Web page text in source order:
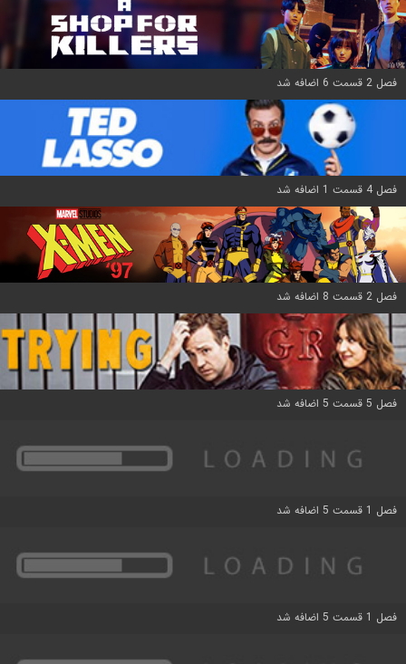
فصل 2 قسمت 6 اضافه شد
فصل 4 قسمت 1 اضافه شد
فصل 2 قسمت 8 اضافه شد
فصل 5 قسمت 5 اضافه شد
فصل 1 قسمت 5 اضافه شد
فصل 1 قسمت 5 اضافه شد